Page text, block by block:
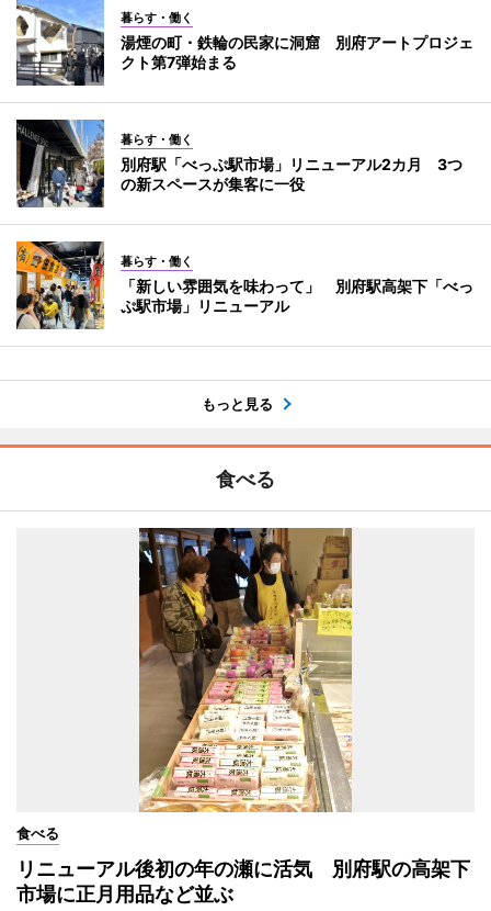
暮らす・働く
湯煙の町・鉄輪の民家に洞窟 別府アートプロジェ
クト第7弾始まる
暮らす・働く
別府駅「べっぷ駅市場」リニューアル2カ月 3つ
の新スペースが集客に一役
暮らす・働く
「新しい雰囲気を味わって」 別府駅高架下「べっ
ぷ駅市場」リニューアル
もっと見る
食べる
食べる
リニューアル後初の年の瀬に活気 別府駅の高架下
市場に正月用品など並ぶ